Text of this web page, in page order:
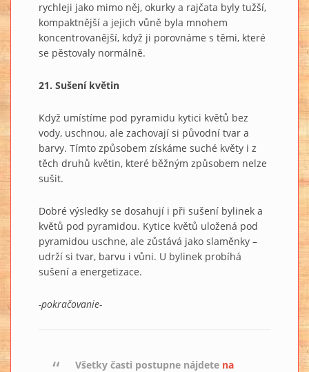
rychleji jako mimo něj, okurky a rajčata byly tužší,
kompaktnější a jejich vůně byla mnohem
koncentrovanější, když ji porovnáme s těmi, které
se pěstovaly normálně.
21. Sušení květin
Když umístíme pod pyramidu kytici květů bez
vody, uschnou, ale zachovají si původní tvar a
barvy. Tímto způsobem získáme suché květy i z
těch druhů květin, které běžným způsobem nelze
sušit.
Dobré výsledky se dosahují i při sušení bylinek a
květů pod pyramidou. Kytice květů uložená pod
pyramidou uschne, ale zůstává jako slaměnky –
udrží si tvar, barvu i vůni. U bylinek probíhá
sušení a energetizace.
-pokračovanie-
Všetky časti postupne nájdete na